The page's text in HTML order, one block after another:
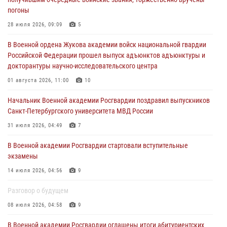
23 июля 2026, 04:51
Курсант Военной академии войск национальной гвардии принял
22 июля 2026, 09:41
Мастер‑класс по стрельбе: точность, тактика, профессионализм
20 июля 2026, 11:17 8
108 лет со дня образования подразделений связи войск
погоны
28 июля 2026, 09:09 5
В Военной ордена Жукова академии войск национальной гвардии
Российской Федерации прошел выпуск адъюнктов адъюнктуры и
докторантуры научно-исследовательского центра
01 августа 2026, 11:00 10
Начальник Военной академии Росгвардии поздравил выпускников
Санкт-Петербургского университета МВД России
31 июля 2026, 04:49 7
В Военной академии Росгвардии стартовали вступительные
экзамены
14 июля 2026, 04:56 9
Разговор о будущем
08 июля 2026, 04:58 9
В Военной академии Росгвардии оглашены итоги абитуриентских